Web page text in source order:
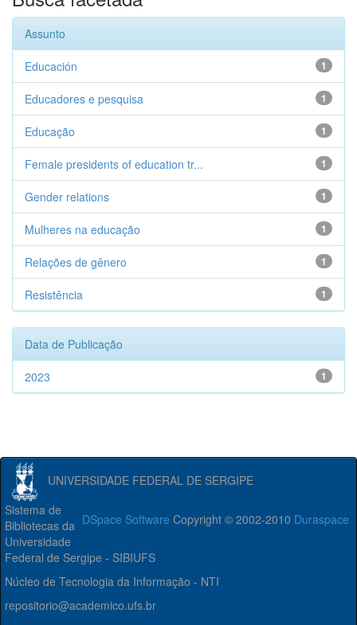
Assunto
1
Educación
1
Educadores e pesquisa
1
Educação
1
Female presidents of education tr...
1
Gender relations
1
Mulheres na educação
1
Relações de gênero
1
Resistência
Data de Publicação
1
2023
UNIVERSIDADE FEDERAL DE SERGIPE
DSpace Software Copyright © 2002-2010 Duraspace
Sistema de
Bibliotecas da
Universidade
Federal de Sergipe - SIBIUFS
Núcleo de Tecnologia da Informação - NTI
repositorio@academico.ufs.br